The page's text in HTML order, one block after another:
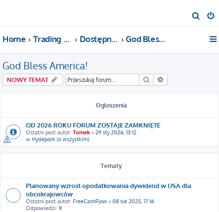
z
Home Trading For a Living Dostępne kategorie God Bless America!
God Bless America!
NOWY TEMAT Szukaj
Ogłoszenia
OD 2026 ROKU FORUM ZOSTAJE ZAMKNIĘTE
Ostatni post autor: Tomek « 29 sty 2026, 13:12
w Hydepark (o wszystkim)
Tematy
Planowany wzrost opodatkowania dywidend w USA dla
obcokrajowców
Ostatni post autor: FreeCashFlow « 08 sie 2025, 17:16
Odpowiedzi: 9